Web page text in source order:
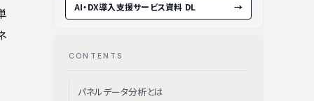
AI・DX導入支援サービス資料 DL →
CONTENTS
パネルデータ分析とは